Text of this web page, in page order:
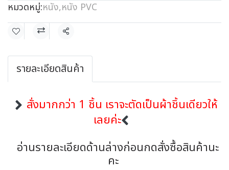
หมวดหมู่:หนัง,หนัง PVC
แชร์
รายละเอียดสินค้า
สั่งมากกว่า 1 ชิ้น เราจะตัดเป็นผ้าชิ้นเดียวให้
เลยค่ะ
อ่านรายละเอียดด้านล่างก่อนกดสั่งซื้อสินค้านะ
คะ